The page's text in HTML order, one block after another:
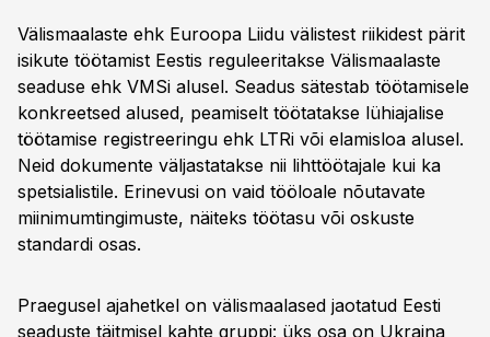
Välismaalaste ehk Euroopa Liidu välistest riikidest pärit
isikute töötamist Eestis reguleeritakse Välismaalaste
seaduse ehk VMSi alusel. Seadus sätestab töötamisele
konkreetsed alused, peamiselt töötatakse lühiajalise
töötamise registreeringu ehk LTRi või elamisloa alusel.
Neid dokumente väljastatakse nii lihttöötajale kui ka
spetsialistile. Erinevusi on vaid tööloale nõutavate
miinimumtingimuste, näiteks töötasu või oskuste
standardi osas.
Praegusel ajahetkel on välismaalased jaotatud Eesti
seaduste täitmisel kahte gruppi: üks osa on Ukraina